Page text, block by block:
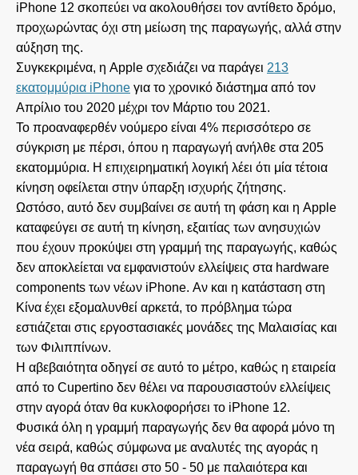
iPhone 12 σκοπεύει να ακολουθήσει τον αντίθετο δρόμο,
προχωρώντας όχι στη μείωση της παραγωγής, αλλά στην
αύξηση της.
Συγκεκριμένα, η Apple σχεδιάζει να παράγει 213
εκατομμύρια iPhone για το χρονικό διάστημα από τον
Απρίλιο του 2020 μέχρι τον Μάρτιο του 2021.
Το προαναφερθέν νούμερο είναι 4% περισσότερο σε
σύγκριση με πέρσι, όπου η παραγωγή ανήλθε στα 205
εκατομμύρια. Η επιχειρηματική λογική λέει ότι μία τέτοια
κίνηση οφείλεται στην ύπαρξη ισχυρής ζήτησης.
Ωστόσο, αυτό δεν συμβαίνει σε αυτή τη φάση και η Apple
καταφεύγει σε αυτή τη κίνηση, εξαιτίας των ανησυχιών
που έχουν προκύψει στη γραμμή της παραγωγής, καθώς
δεν αποκλείεται να εμφανιστούν ελλείψεις στα hardware
components των νέων iPhone. Αν και η κατάσταση στη
Κίνα έχει εξομαλυνθεί αρκετά, το πρόβλημα τώρα
εστιάζεται στις εργοστασιακές μονάδες της Μαλαισίας και
των Φιλιππίνων.
Η αβεβαιότητα οδηγεί σε αυτό το μέτρο, καθώς η εταιρεία
από το Cupertino δεν θέλει να παρουσιαστούν ελλείψεις
στην αγορά όταν θα κυκλοφορήσει το iPhone 12.
Φυσικά όλη η γραμμή παραγωγής δεν θα αφορά μόνο τη
νέα σειρά, καθώς σύμφωνα με αναλυτές της αγοράς η
παραγωγή θα σπάσει στο 50 - 50 με παλαιότερα και